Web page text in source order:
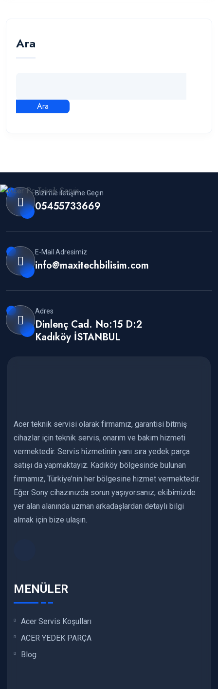
Ara
Ara
Bizimle iletişime Geçin
05455733669
E-Mail Adresimiz
info@maxitechbilisim.com
Adres
Dinlenç Cad. No:15 D:2
Kadıköy İSTANBUL
Acer teknik servisi olarak firmamız, garantisi bitmiş
cihazlar için teknik servis, onarım ve bakım hizmeti
vermektedir. Servis hizmetinin yanı sıra yedek parça
satışı da yapmaktayız. Kadıköy bölgesinde bulunan
firmamız, Türkiye’nin her bölgesine hizmet vermektedir.
Eğer Sony cihazınızda sorun yaşıyorsanız, ekibimizde
yer alan alanında uzman arkadaşlardan detaylı bilgi
almak için bize ulaşın.
MENÜLER
Acer Servis Koşulları
ACER YEDEK PARÇA
Blog